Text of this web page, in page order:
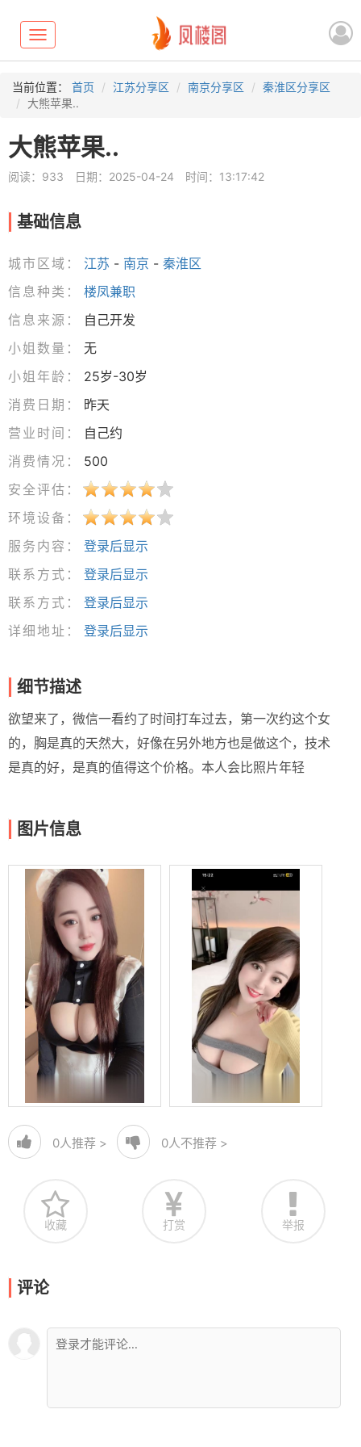
Toggle
navigation
当前位置： 首页 江苏分享区 南京分享区
秦淮区分享区
大熊苹果..
大熊苹果..
阅读：933 日期：2025-04-24 时间：13:17:42
基础信息
城市区域： 江苏 - 南京 - 秦淮区
信息种类：
楼凤兼职
信息来源：
自己开发
小姐数量：
无
小姐年龄：
25岁-30岁
消费日期：
昨天
营业时间：
自己约
消费情况：
500
安全评估：
环境设备：
服务内容：
登录后显示
联系方式：
登录后显示
联系方式：
登录后显示
详细地址：
登录后显示
细节描述
欲望来了，微信一看约了时间打车过去，第一次约这个女
的，胸是真的天然大，好像在另外地方也是做这个，技术
是真的好，是真的值得这个价格。本人会比照片年轻
图片信息
0人推荐 > 0人不推荐 >
收藏 打赏 举报
评论